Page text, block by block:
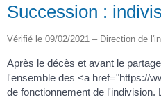
Succession :
Vérifié le 09/02/2021 – Direction de
Après le décès et avant le
l'ensemble des <a href="https://
de fonctionnement de l'indivision.